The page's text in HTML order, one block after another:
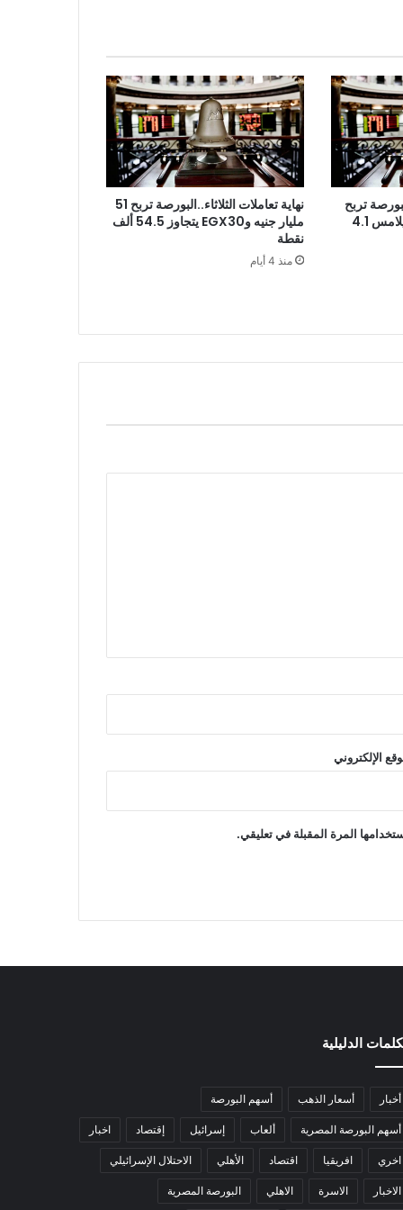
تربح
18 مليار جنيه برأس مال يلامس 4.1
نهاية تعاملات الثلاثاء..البورصة تربح 51
مليار جنيه وEGX30 يتجاوز 54.5 ألف
نقطة
منذ 4 أيام
الإلكتروني
المرة المقبلة في تعليقي.
الدليلية
أخبار أسعار الذهب أسهم البورصة
أسهم البورصة المصرية ألعاب إسرائيل إقتصاد اخبار
اخري افريقيا اقتصاد الأهلي الاحتلال الإسرائيلي
الاخبار الاسرة الاهلي البورصة المصرية